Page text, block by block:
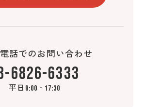
話でのお問い合わせ
6826-6333
平日 9:00 - 17:30